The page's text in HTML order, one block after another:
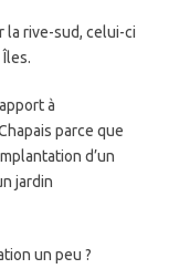
la rive-sud, celui-ci
à
parce que
d’un
jardin
un peu ?